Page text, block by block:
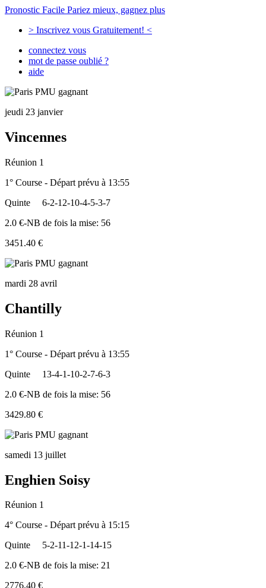
Pronostic Facile Pariez mieux, gagnez plus
> Inscrivez vous Gratuitement! <
connectez vous
mot de passe oublié ?
aide
jeudi 23 janvier
Vincennes
Réunion 1
1° Course - Départ prévu à 13:55
Quinte
6-2-12-10-4-5-3-7
2.0 €-NB de fois la mise: 56
3451.40 €
mardi 28 avril
Chantilly
Réunion 1
1° Course - Départ prévu à 13:55
Quinte
13-4-1-10-2-7-6-3
2.0 €-NB de fois la mise: 56
3429.80 €
samedi 13 juillet
Enghien Soisy
Réunion 1
4° Course - Départ prévu à 15:15
Quinte
5-2-11-12-1-14-15
2.0 €-NB de fois la mise: 21
2776.40 €